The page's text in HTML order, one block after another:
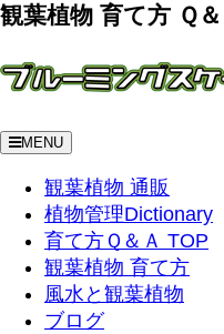
観葉植物 育て方 Ｑ＆
MENU
観葉植物 通販
植物管理Dictionary
育て方Ｑ＆Ａ TOP
観葉植物 育て方
風水と観葉植物
ブログ